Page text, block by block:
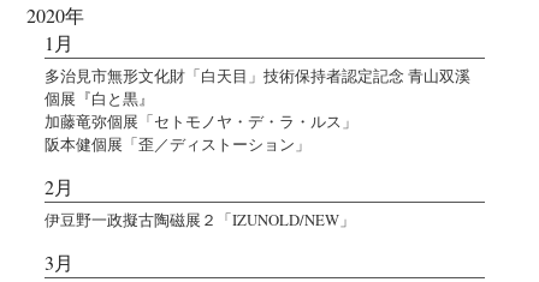
2020年
1月
多治見市無形文化財「白天目」技術保持者認定記念 青山双溪
個展『白と黒』
加藤竜弥個展「セトモノヤ・デ・ラ・ルス」
阪本健個展「歪／ディストーション」
2月
伊豆野一政擬古陶磁展２「IZUNOLD/NEW」
3月